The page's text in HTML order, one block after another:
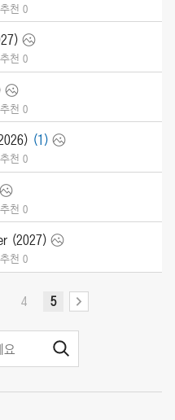
추천 0
추천 0
추천 0
(1)
추천 0
추천 0
(2027)
추천 0
4 5